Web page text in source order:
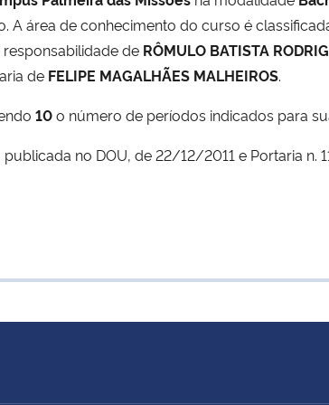
A área de conhecimento do curso é
de RÔMULO BATISTA
de FELIPE MAGALHÃES MALHEIROS.
10o número de períodos indicados para
no DOU, de 22/12/2011 e Portaria n.